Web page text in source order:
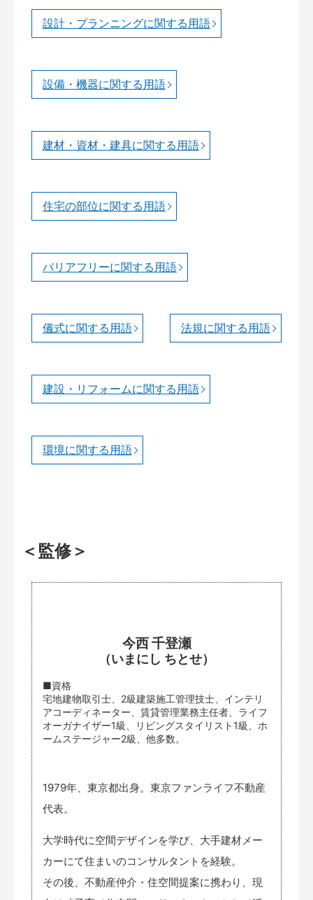
設計・プランニングに関する用語
設備・機器に関する用語
建材・資材・建具に関する用語
住宅の部位に関する用語
バリアフリーに関する用語
儀式に関する用語 法規に関する用語
建設・リフォームに関する用語
環境に関する用語
＜監修＞
今西 千登瀬
（いまにし ちとせ）
■資格
宅地建物取引士、2級建築施工管理技士、インテリ
アコーディネーター、賃貸管理業務主任者、ライフ
オーガナイザー1級、リビングスタイリスト1級、ホ
ームステージャー2級、他多数。
1979年、東京都出身。東京ファンライフ不動産
代表。
大学時代に空間デザインを学び、大手建材メー
カーにて住まいのコンサルタントを経験。
その後、不動産仲介・住空間提案に携わり、現